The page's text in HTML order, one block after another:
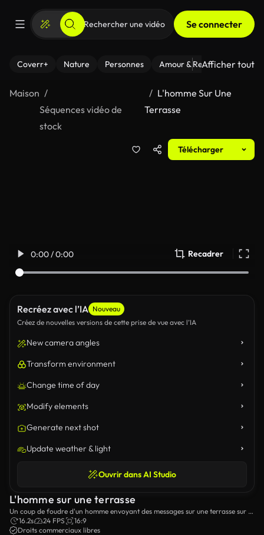
Se connecter
Coverr+ Nature Personnes Amour & Relations Le
Afficher tout
Maison
Séquences vidéo de
stock
L'homme Sur Une
Terrasse
Télécharger
0:00 / 0:00 Recadrer
Recréez avec l’IA Nouveau
Créez de nouvelles versions de cette prise de vue avec l’IA
New camera angles
Transform environment
Change time of day
Modify elements
Generate next shot
Update weather & light
Ouvrir dans AI Studio
L'homme sur une terrasse
Un coup de foudre d'un homme envoyant des messages sur une terrasse sur le
toit.16.2s 24 FPS
16:9
Droits commerciaux libres